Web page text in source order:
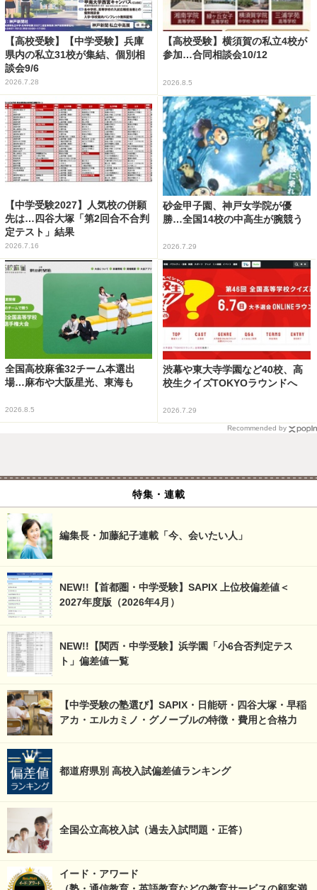
【高校受験】【中学受験】兵庫
県内の私立31校が集結、個別相
談会9/6
2026.7.28
【高校受験】横須賀の私立4校が
参加…合同相談会10/12
2026.8.5
【中学受験2027】人気校の併願
先は…四谷大塚「第2回合不合判
定テスト」結果
2026.7.16
砂金甲子園、神戸女学院が優
勝…全国14校の中高生が腕競う
2026.7.29
全国高校麻雀32チーム本選出
場…麻布や大阪星光、東海も
2026.8.5
渋幕や東大寺学園など40校、高
校生クイズTOKYOラウンドへ
2026.7.29
Recommended by
特集・連載
編集長・加藤紀子連載「今、会いたい人」
NEW!!【首都圏・中学受験】SAPIX 上位校偏差値＜
2027年度版（2026年4月）
NEW!!【関西・中学受験】浜学園「小6合否判定テス
ト」偏差値一覧
【中学受験の塾選び】SAPIX・日能研・四谷大塚・早稲
アカ・エルカミノ・グノーブルの特徴・費用と合格力
都道府県別 高校入試偏差値ランキング
全国公立高校入試（過去入試問題・正答）
イード・アワード